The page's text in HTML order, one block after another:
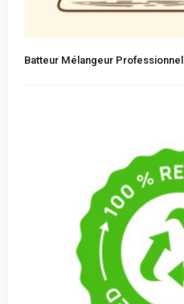
Batteur Mélangeur Professionnel